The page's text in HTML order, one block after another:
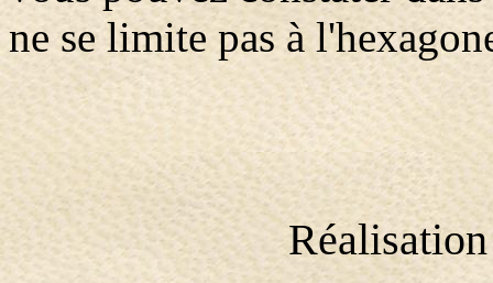
ne se limite pas à